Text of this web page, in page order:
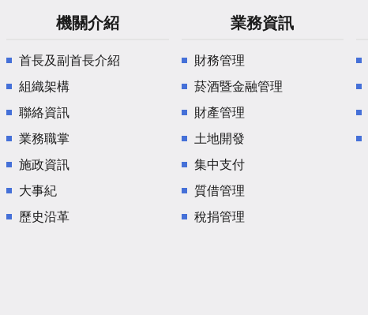
機關介紹
首長及副首長介紹
組織架構
聯絡資訊
業務職掌
施政資訊
大事紀
歷史沿革
業務資訊
財務管理
菸酒暨金融管理
財產管理
土地開發
集中支付
質借管理
稅捐管理